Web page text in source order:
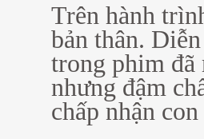
Trên hành
bản thân.
trong phim đã
nhưng đậm
chấp nhận